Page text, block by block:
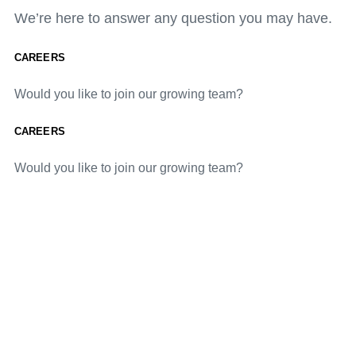
We’re here to answer any question you may have.
CAREERS
Would you like to join our growing team?
CAREERS
Would you like to join our growing team?